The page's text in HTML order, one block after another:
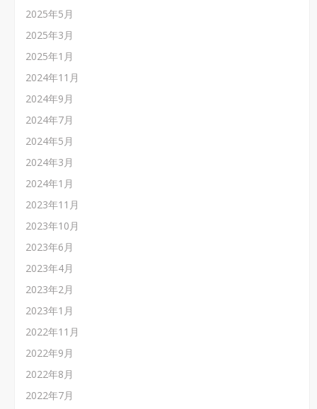
2025年5月
2025年3月
2025年1月
2024年11月
2024年9月
2024年7月
2024年5月
2024年3月
2024年1月
2023年11月
2023年10月
2023年6月
2023年4月
2023年2月
2023年1月
2022年11月
2022年9月
2022年8月
2022年7月